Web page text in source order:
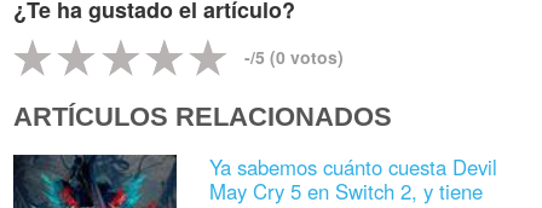
¿Te ha gustado el artículo?
-/5 (0 votos)
ARTÍCULOS RELACIONADOS
Ya sabemos cuánto cuesta Devil
May Cry 5 en Switch 2, y tiene